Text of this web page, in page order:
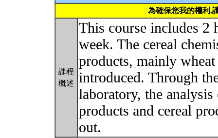
為確保您我的權利,
課程
概述
This course includes 2
week. The cereal
products, mainly
introduced. Through
laboratory, the
products and cereal
out.